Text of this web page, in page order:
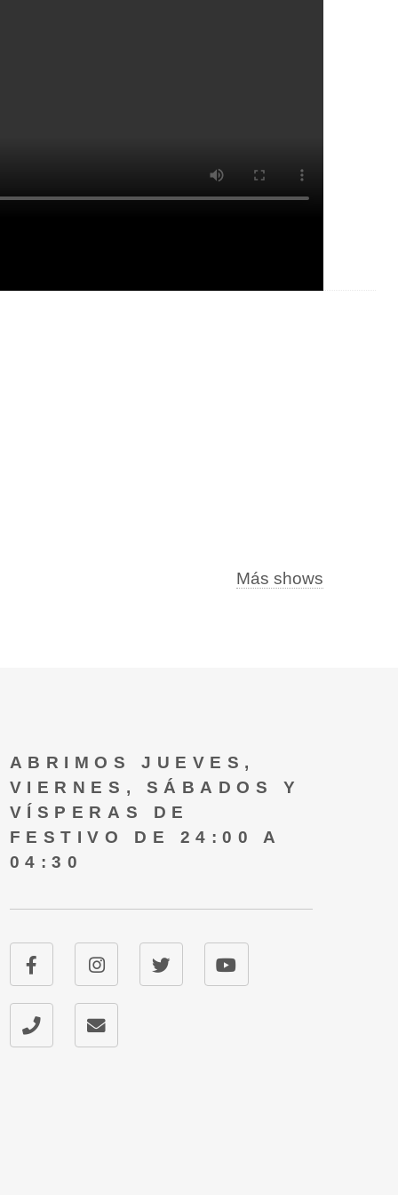
Más shows
ABRIMOS JUEVES,
VIERNES, SÁBADOS Y
VÍSPERAS DE
FESTIVO DE 24:00 A
04:30